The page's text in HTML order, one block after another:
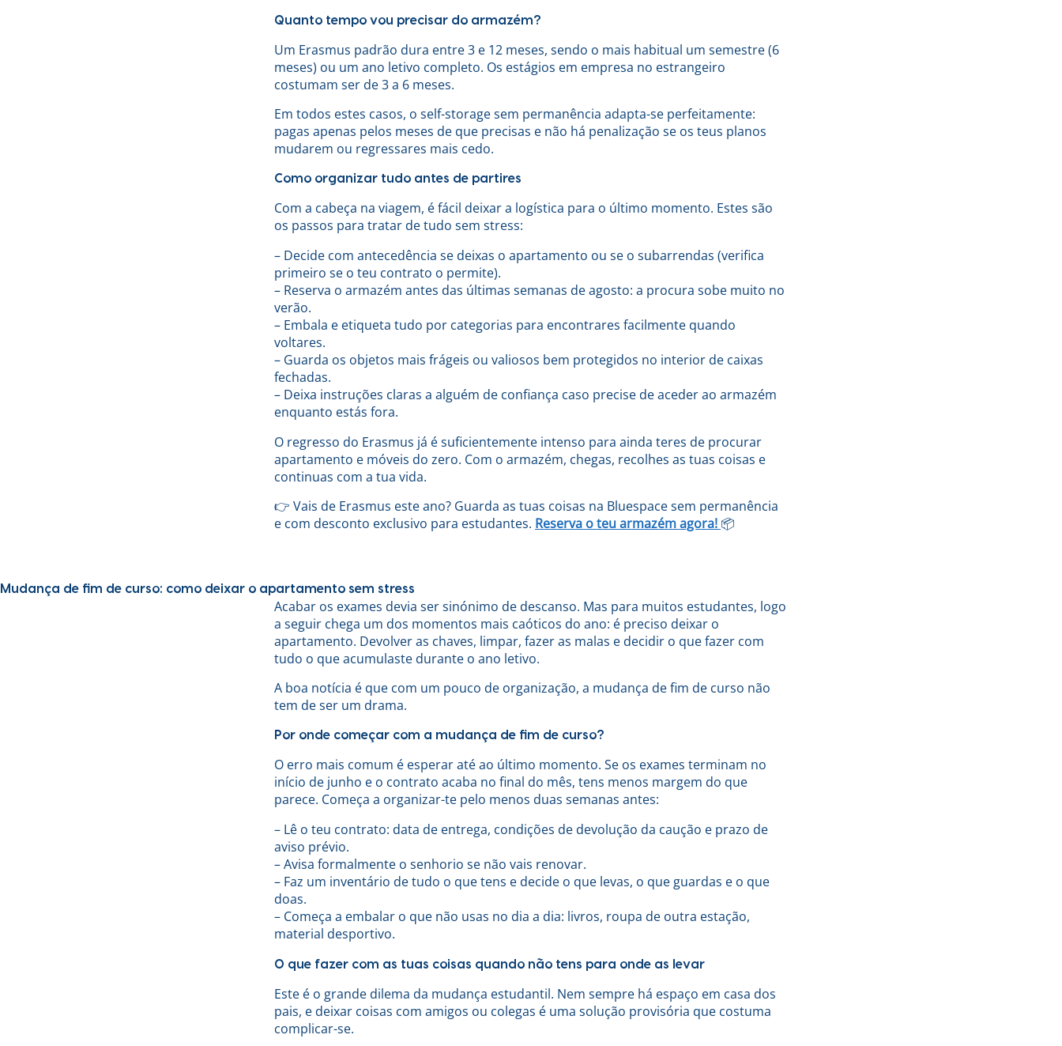
Quanto tempo vou precisar do armazém?
Um Erasmus padrão dura entre 3 e 12 meses, sendo o mais habitual um semestre (6
meses) ou um ano letivo completo. Os estágios em empresa no estrangeiro
costumam ser de 3 a 6 meses.
Em todos estes casos, o self-storage sem permanência adapta-se perfeitamente:
pagas apenas pelos meses de que precisas e não há penalização se os teus planos
mudarem ou regressares mais cedo.
Como organizar tudo antes de partires
Com a cabeça na viagem, é fácil deixar a logística para o último momento. Estes são
os passos para tratar de tudo sem stress:
– Decide com antecedência se deixas o apartamento ou se o subarrendas (verifica
primeiro se o teu contrato o permite).
– Reserva o armazém antes das últimas semanas de agosto: a procura sobe muito no
verão.
– Embala e etiqueta tudo por categorias para encontrares facilmente quando
voltares.
– Guarda os objetos mais frágeis ou valiosos bem protegidos no interior de caixas
fechadas.
– Deixa instruções claras a alguém de confiança caso precise de aceder ao armazém
enquanto estás fora.
O regresso do Erasmus já é suficientemente intenso para ainda teres de procurar
apartamento e móveis do zero. Com o armazém, chegas, recolhes as tuas coisas e
continuas com a tua vida.
👉 Vais de Erasmus este ano? Guarda as tuas coisas na Bluespace sem permanência
e com desconto exclusivo para estudantes. Reserva o teu armazém agora! 📦
Mudança de fim de curso: como deixar o apartamento sem stress
Acabar os exames devia ser sinónimo de descanso. Mas para muitos estudantes, logo
a seguir chega um dos momentos mais caóticos do ano: é preciso deixar o
apartamento. Devolver as chaves, limpar, fazer as malas e decidir o que fazer com
tudo o que acumulaste durante o ano letivo.
A boa notícia é que com um pouco de organização, a mudança de fim de curso não
tem de ser um drama.
Por onde começar com a mudança de fim de curso?
O erro mais comum é esperar até ao último momento. Se os exames terminam no
início de junho e o contrato acaba no final do mês, tens menos margem do que
parece. Começa a organizar-te pelo menos duas semanas antes:
– Lê o teu contrato: data de entrega, condições de devolução da caução e prazo de
aviso prévio.
– Avisa formalmente o senhorio se não vais renovar.
– Faz um inventário de tudo o que tens e decide o que levas, o que guardas e o que
doas.
– Começa a embalar o que não usas no dia a dia: livros, roupa de outra estação,
material desportivo.
O que fazer com as tuas coisas quando não tens para onde as levar
Este é o grande dilema da mudança estudantil. Nem sempre há espaço em casa dos
pais, e deixar coisas com amigos ou colegas é uma solução provisória que costuma
complicar-se.